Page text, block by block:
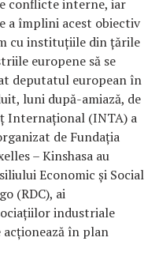
a împlini acest obiectiv
cu instituțiile din țările
europene să se
deputatul european în
luni după-amiază, de
Internațional (INTA) a
de Fundația
– Kinshasa au
Economic și Social
(RDC), ai
industriale
în plan